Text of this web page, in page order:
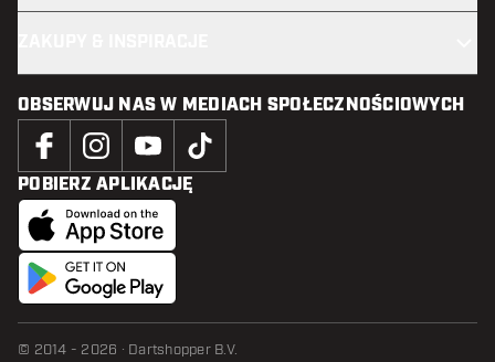
OBSERWUJ NAS W MEDIACH SPOŁECZNOŚCIOWYCH
POBIERZ APLIKACJĘ
© 2014 - 2026 · Dartshopper B.V.